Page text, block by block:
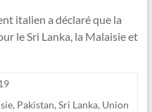
italien a déclaré que la
le Sri Lanka, la Malaisie et
, Pakistan, Sri Lanka, Union